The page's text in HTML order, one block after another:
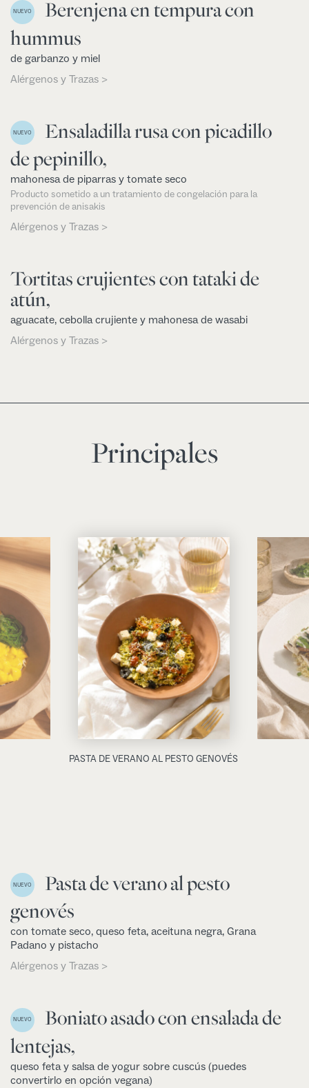
NUEVO
Berenjena en tempura con
hummus
de garbanzo y miel
Alérgenos y Trazas >
NUEVO
Ensaladilla rusa con picadillo
de pepinillo,
mahonesa de piparras y tomate seco
Producto sometido a un tratamiento de congelación para la
prevención de anisakis
Alérgenos y Trazas >
Tortitas crujientes con tataki de
atún,
aguacate, cebolla crujiente y mahonesa de wasabi
Alérgenos y Trazas >
Principales
PASTA DE VERANO AL PESTO GENOVÉS
NUEVO
Pasta de verano al pesto
genovés
con tomate seco, queso feta, aceituna negra, Grana
Padano y pistacho
Alérgenos y Trazas >
NUEVO
Boniato asado con ensalada de
lentejas,
queso feta y salsa de yogur sobre cuscús (puedes
convertirlo en opción vegana)